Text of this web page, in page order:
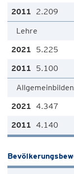
2.209
Lehre
5.225
5.100
4.347
4.140